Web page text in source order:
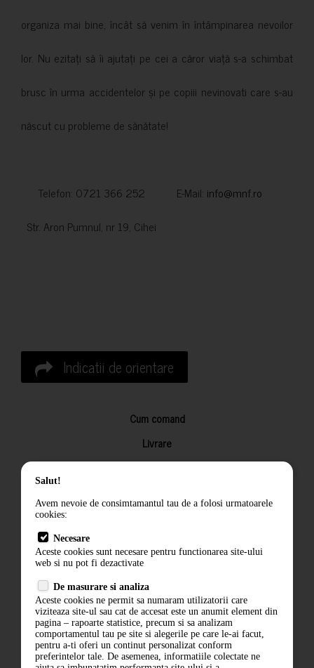
organiza mai bine, încât să venim în întâmpinarea nevoilor
lor. Nu ezitați să îi ajutați pe cei a căror viață s-a schimbat
brusc în urma accidentelor și pe copiii nevinovati care s-au
născut cu probleme de sănătate!
Telefon: 0721 366 252 E-Mail: info@mnf.ro
Str. Aron Pumnul, nr 19, Cihei
Indicatii de orientare
Cum comand
Livrare
Returnarea produselor
Termeni si conditii
Politica de confidentialitate
ANPC
Salut!
Avem nevoie de consimtamantul tau de a folosi urmatoarele
cookies:
Necesare
Aceste cookies sunt necesare pentru functionarea site-ului
web si nu pot fi dezactivate
De masurare si analiza
Aceste cookies ne permit sa numaram utilizatorii care
viziteaza site-ul sau cat de accesat este un anumit element din
pagina – rapoarte statistice, precum si sa analizam
comportamentul tau pe site si alegerile pe care le-ai facut,
pentru a-ti oferi un continut personalizat conform
preferintelor tale. De asemenea, informatiile colectate ne